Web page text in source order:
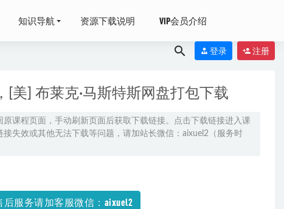
知识导航 资源下载说明 VIP会员介绍
登录 注册
美] 布莱克·马斯特斯网盘打包下载
课程页面，手动刷新页面后获取下载链接。点击下载链接进入课
失效或其他无法下载等问题，请加站长微信：aixuel2（服务时
后服务请加客服微信：aixuel2
2022-08-02